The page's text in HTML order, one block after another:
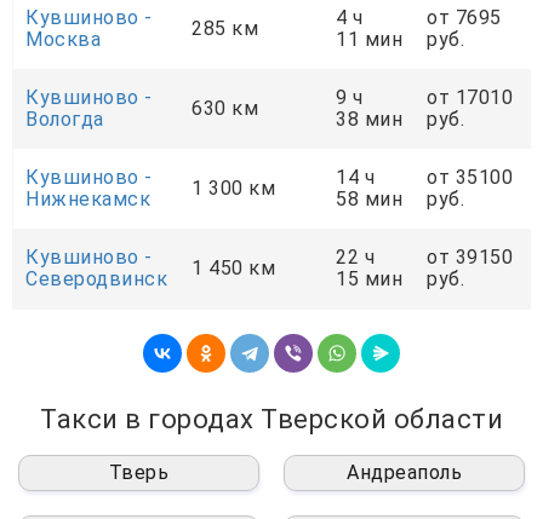
Кувшиново -
Москва
285 км
4 ч
11 мин
от 7695
руб.
Кувшиново -
Вологда
630 км
9 ч
38 мин
от 17010
руб.
Кувшиново -
Нижнекамск
1 300 км
14 ч
58 мин
от 35100
руб.
Кувшиново -
Северодвинск
1 450 км
22 ч
15 мин
от 39150
руб.
Такси в городах Тверской области
Тверь Андреаполь